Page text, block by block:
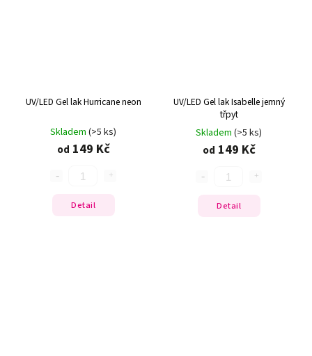
UV/LED Gel lak Hurricane neon
Skladem (>5 ks)
od 149 Kč
Detail
UV/LED Gel lak Isabelle jemný
třpyt
Skladem (>5 ks)
od 149 Kč
Detail